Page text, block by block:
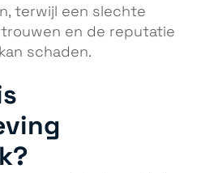
terwijl een slechte
en de reputatie
schaden.